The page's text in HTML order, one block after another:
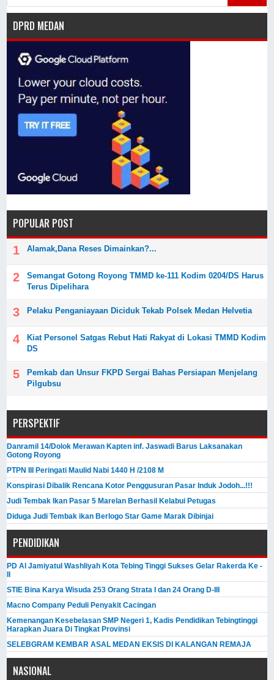
DPRD MEDAN
POPULAR POST
Alamak,Dana Reses Dimainkan?...
Semangat Gotong Royong TMMD ke-111 Kodim 0204/DS Harus
Terus Dipelihara
Pelaku Penganiayaan Diciduk Tekab Polsek Medan Helvetia
Kiat Personel Satgas Rebut Hati Rakyat di Lokasi TMMD Kodim
DS
Pemkab dan Unsur FKPD Sergai Bahas Persiapan Menjelang
Pilgubsu
PERSPEKTIF
Danramil 14/Dolok Merawan Kapten inf. Jaswadi Barus Laksanakan
Gotong Royong
PTPN III Peringati Maulid Nabi 1440 H /2108 M
Konspirasi Dibalik Rencana Kotor Penggusuran Pasar Induk Jodoh...!!!
Judi Tembak Ikan Pasar 5 Marelan Berhasil Kelabui Petugas
Diduga Judi Tembak ikan Berlogo Star Game Marak Dibinjai
PENDIDIKAN
PD Al Jamiyatul Washliyah Kota Tebing Tinggi Sukses Gelar Rakerda Ke -
II
STIE Bina Karya Wisuda 253 Orang Strata I dan 24 Orang D-III
Macno Company Peduli Penyakit Cacingan
Kemenangan Kesebelasan SMP Negeri 1, Kadis Pendidikan Tebingtinggi
Harapkan Juara Di Tingkat Provinsi
SELEBGRAM KEMBAR ASAL MEDAN EKSIS DI KALANGAN REMAJA
NASIONAL